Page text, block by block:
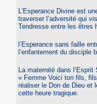
L’Esperance Divine est
traverser l’adversité qui
Tendresse entre les êtres
l’Esperance sans faille
l’enfantement du disciple
La maternité dans
« Femme Voici ton fils,
réaliser le Don de Dieu et
cette heure tragique.